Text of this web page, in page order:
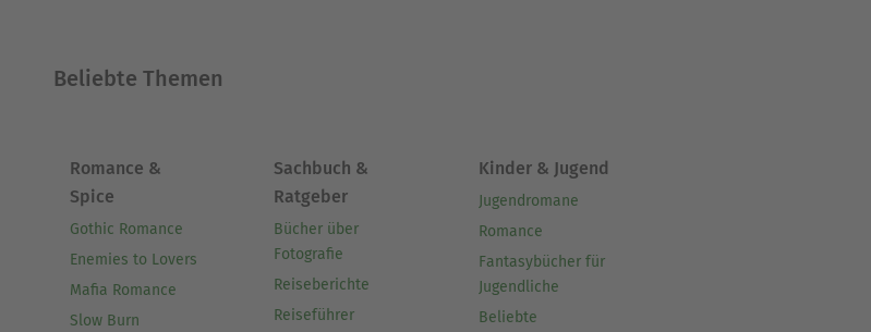
Beliebte Themen
Romance &
Spice
Gothic Romance
Enemies to Lovers
Mafia Romance
Slow Burn
Sachbuch &
Ratgeber
Bücher über
Fotografie
Reiseberichte
Reiseführer
Kinder & Jugend
Jugendromane
Romance
Fantasybücher für
Jugendliche
Beliebte